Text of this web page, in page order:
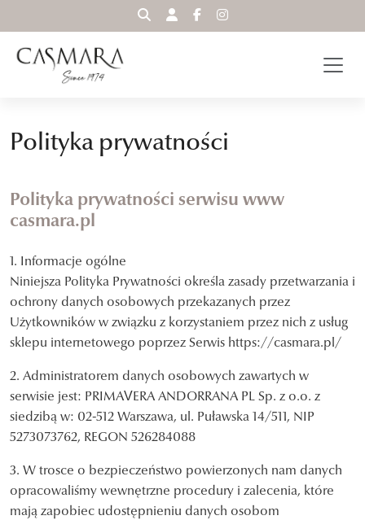
Polityka prywatności
Polityka prywatności serwisu www
casmara.pl
1. Informacje ogólne
Niniejsza Polityka Prywatności określa zasady przetwarzania i
ochrony danych osobowych przekazanych przez
Użytkowników w związku z korzystaniem przez nich z usług
sklepu internetowego poprzez Serwis https://casmara.pl/
2. Administratorem danych osobowych zawartych w
serwisie jest: PRIMAVERA ANDORRANA PL Sp. z o.o. z
siedzibą w: 02-512 Warszawa, ul. Puławska 14/511, NIP
5273073762, REGON 526284088
3. W trosce o bezpieczeństwo powierzonych nam danych
opracowaliśmy wewnętrzne procedury i zalecenia, które
mają zapobiec udostępnieniu danych osobom
WYSZUKAJ